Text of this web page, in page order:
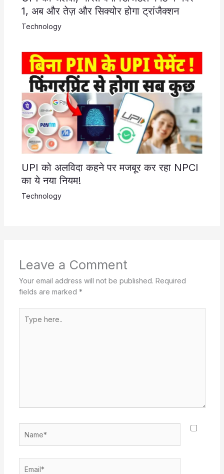
1, अब और तेज़ और सिक्योर होगा ट्रांजैक्शन
Technology
UPI को अलविदा कहने पर मजबूर कर रहा NPCI
का ये नया नियम!
Technology
Leave a Comment
Your email address will not be published. Required
fields are marked *
here..